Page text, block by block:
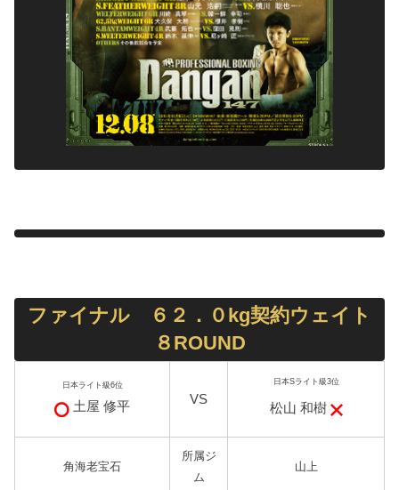
ファイナル ６２．０kg契約ウェイト
８ROUND
日本ライト級6位
土屋 修平
VS
日本Sライト級3位
松山 和樹
角海老宝石
所属ジ
ム
山上